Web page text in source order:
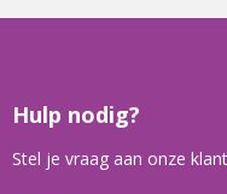
Hulp nodig?
Stel je vraag aan onze